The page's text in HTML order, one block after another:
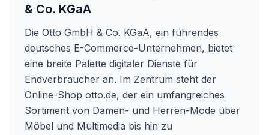
& Co. KGaA
Die Otto GmbH & Co. KGaA, ein führendes
deutsches E-Commerce-Unternehmen, bietet
eine breite Palette digitaler Dienste für
Endverbraucher an. Im Zentrum steht der
Online-Shop otto.de, der ein umfangreiches
Sortiment von Damen- und Herren-Mode über
Möbel und Multimedia bis hin zu